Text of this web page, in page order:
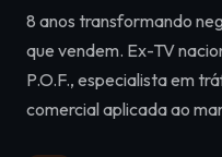
8 anos transformando
que vendem. Ex-TV
P.O.F., especialista em
comercial aplicada ao